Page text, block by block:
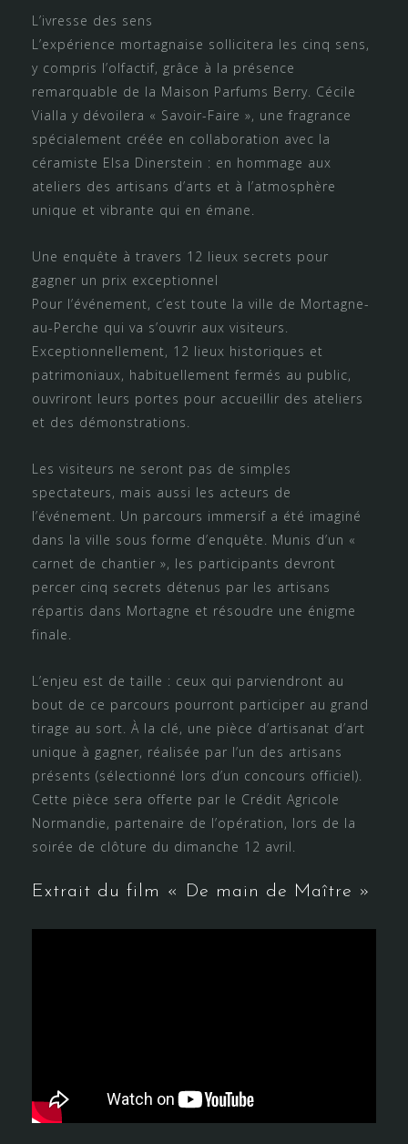
L’ivresse des sens
L’expérience mortagnaise sollicitera les cinq sens,
y compris l’olfactif, grâce à la présence
remarquable de la Maison Parfums Berry. Cécile
Vialla y dévoilera « Savoir-Faire », une fragrance
spécialement créée en collaboration avec la
céramiste Elsa Dinerstein : en hommage aux
ateliers des artisans d’arts et à l’atmosphère
unique et vibrante qui en émane.
Une enquête à travers 12 lieux secrets pour
gagner un prix exceptionnel
Pour l’événement, c’est toute la ville de Mortagne-
au-Perche qui va s’ouvrir aux visiteurs.
Exceptionnellement, 12 lieux historiques et
patrimoniaux, habituellement fermés au public,
ouvriront leurs portes pour accueillir des ateliers
et des démonstrations.
Les visiteurs ne seront pas de simples
spectateurs, mais aussi les acteurs de
l’événement. Un parcours immersif a été imaginé
dans la ville sous forme d’enquête. Munis d’un «
carnet de chantier », les participants devront
percer cinq secrets détenus par les artisans
répartis dans Mortagne et résoudre une énigme
finale.
L’enjeu est de taille : ceux qui parviendront au
bout de ce parcours pourront participer au grand
tirage au sort. À la clé, une pièce d’artisanat d’art
unique à gagner, réalisée par l’un des artisans
présents (sélectionné lors d’un concours officiel).
Cette pièce sera offerte par le Crédit Agricole
Normandie, partenaire de l’opération, lors de la
soirée de clôture du dimanche 12 avril.
Extrait du film « De main de Maître »